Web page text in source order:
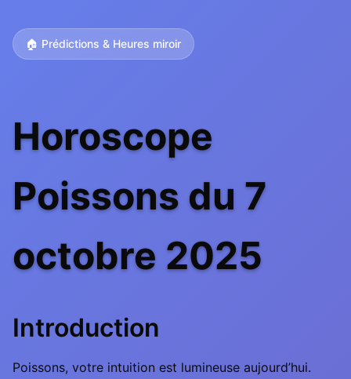
🏠 Prédictions & Heures miroir
Horoscope
Poissons du 7
octobre 2025
Introduction
Poissons, votre intuition est lumineuse aujourd’hui.